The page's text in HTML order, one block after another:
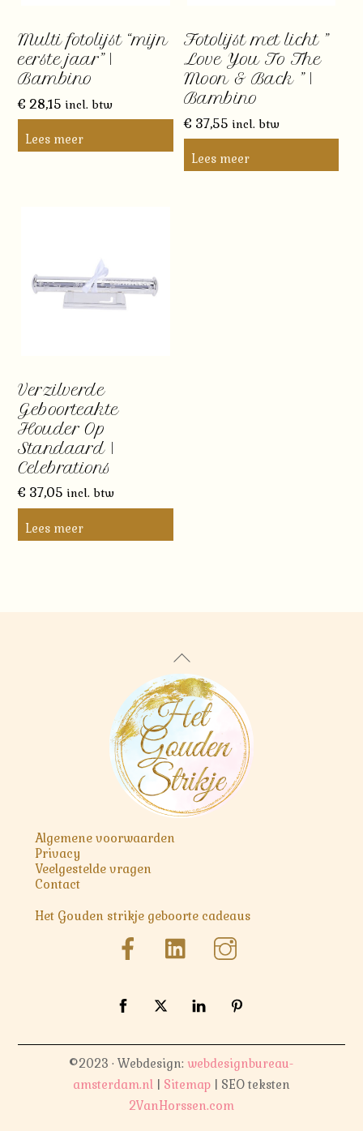
Multi fotolijst “mijn
eerste jaar” |
Bambino
€ 28,15 incl. btw
Lees meer
Fotolijst met licht ”
Love You To The
Moon & Back ” |
Bambino
€ 37,55 incl. btw
Lees meer
Verzilverde
Geboorteakte
Houder Op
Standaard |
Celebrations
€ 37,05 incl. btw
Lees meer
Back
To
Top
Algemene voorwaarden
Privacy
Veelgestelde vragen
Contact
Het Gouden strikje geboorte cadeaus
©2023 · Webdesign: webdesignbureau-
amsterdam.nl| Sitemap| SEO teksten
2VanHorssen.com